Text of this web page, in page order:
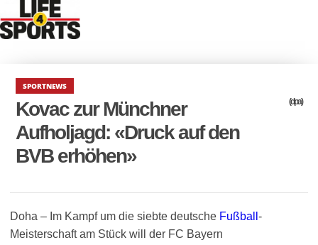
SPORTNEWS
Kovac zur Münchner
Aufholjagd: «Druck auf den
BVB erhöhen»
(dpa)
Doha – Im Kampf um die siebte deutsche Fußball -
Meisterschaft am Stück will der FC Bayern